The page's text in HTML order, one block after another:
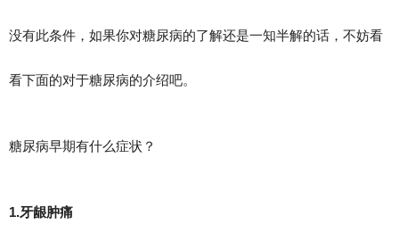
没有此条件，如果你对糖尿病的了解还是一知半解的话，不妨看
看下面的对于糖尿病的介绍吧。
糖尿病早期有什么症状？
1.牙龈肿痛